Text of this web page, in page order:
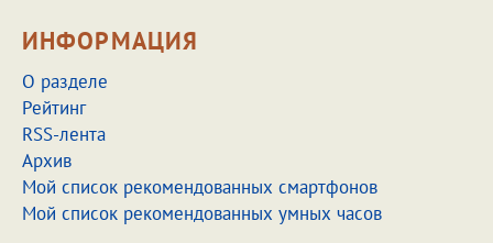
ИНФОРМАЦИЯ
О разделе
Рейтинг
RSS-лента
Архив
Мой список рекомендованных смартфонов
Мой список рекомендованных умных часов